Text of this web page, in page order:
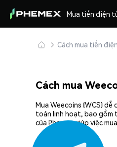
Mua tiền điện
Cách mua tiền
Cách mua
Mua Weecoins (WCS)
toán linh hoạt, bao gồm
của Phemex giúp việc